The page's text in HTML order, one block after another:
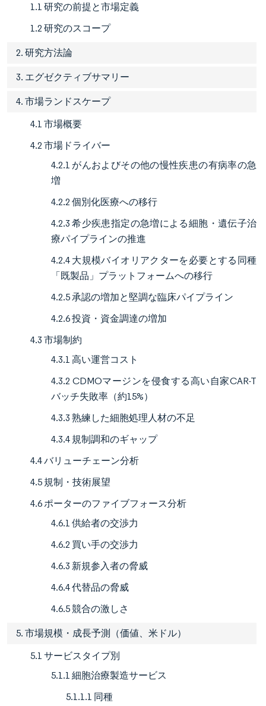
1.1 研究の前提と市場定義
1.2 研究のスコープ
2. 研究方法論
3. エグゼクティブサマリー
4. 市場ランドスケープ
4.1 市場概要
4.2 市場ドライバー
4.2.1 がんおよびその他の慢性疾患の有病率の急
増
4.2.2 個別化医療への移行
4.2.3 希少疾患指定の急増による細胞・遺伝子治
療パイプラインの推進
4.2.4 大規模バイオリアクターを必要とする同種
「既製品」プラットフォームへの移行
4.2.5 承認の増加と堅調な臨床パイプライン
4.2.6 投資・資金調達の増加
4.3 市場制約
4.3.1 高い運営コスト
4.3.2 CDMOマージンを侵食する高い自家CAR-T
バッチ失敗率（約15%）
4.3.3 熟練した細胞処理人材の不足
4.3.4 規制調和のギャップ
4.4 バリューチェーン分析
4.5 規制・技術展望
4.6 ポーターのファイブフォース分析
4.6.1 供給者の交渉力
4.6.2 買い手の交渉力
4.6.3 新規参入者の脅威
4.6.4 代替品の脅威
4.6.5 競合の激しさ
5. 市場規模・成長予測（価値、米ドル）
5.1 サービスタイプ別
5.1.1 細胞治療製造サービス
5.1.1.1 同種